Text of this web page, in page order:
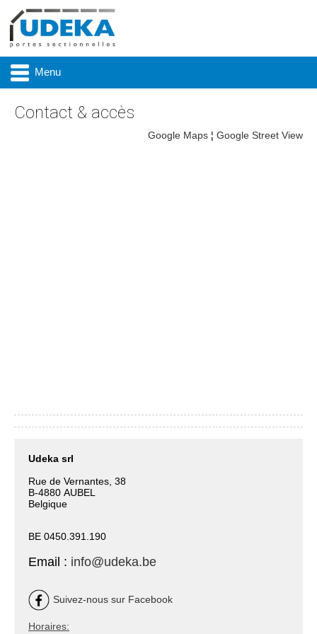
Menu
Contact & accès
Google Maps ¦ Google Street View
Udeka srl
Rue de Vernantes, 38
B-4880 AUBEL
Belgique
BE 0450.391.190
Email : info@udeka.be
Suivez-nous sur Facebook
Horaires: